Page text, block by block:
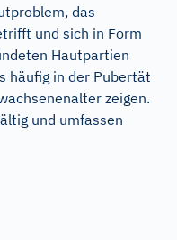
das
und sich in Form
Hautpartien
häufig in der Pubertät
zeigen.
und umfassen